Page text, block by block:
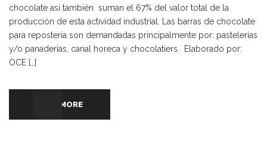
chocolate así también suman el 67% del valor total de la
producción de esta actividad industrial. Las barras de chocolate
para repostería son demandadas principalmente por: pastelerías
y/o panaderías, canal horeca y chocolatiers. Elaborado por:
OCE […]
READ MORE